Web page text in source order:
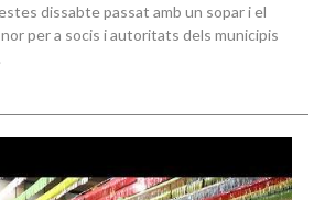
dissabte passat amb un sopar i el
per a socis i autoritats dels municipis